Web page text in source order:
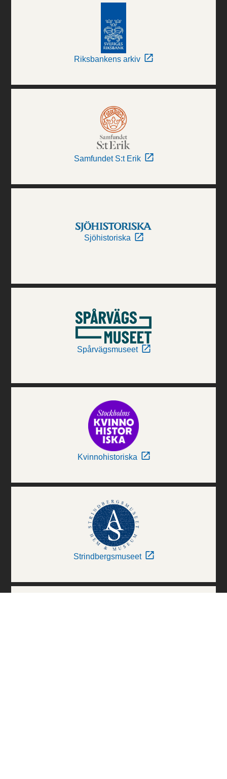
Riksbankens arkiv
Samfundet S:t Erik
Sjöhistoriska
Spårvägsmuseet
Kvinnohistoriska
Strindbergsmuseet